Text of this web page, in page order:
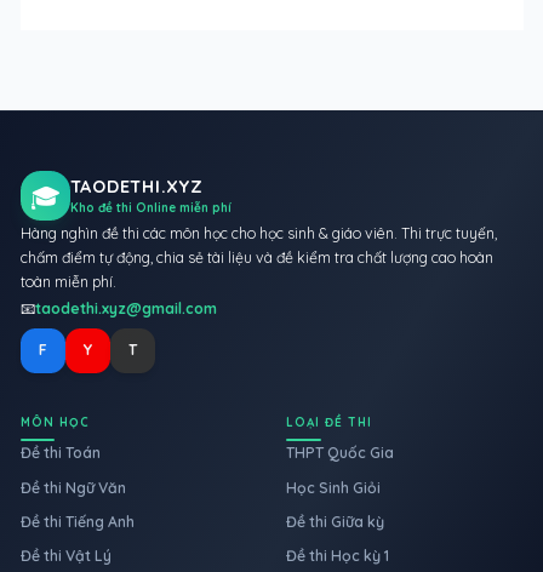
🎓 TAODETHI.XYZ
Kho đề thi Online miễn phí
Hàng nghìn đề thi các môn học cho học sinh & giáo viên. Thi trực tuyến,
chấm điểm tự động, chia sẻ tài liệu và đề kiểm tra chất lượng cao hoàn
toàn miễn phí.
📧taodethi.xyz@gmail.com
F Y T
MÔN HỌC
Đề thi Toán
Đề thi Ngữ Văn
Đề thi Tiếng Anh
Đề thi Vật Lý
LOẠI ĐỀ THI
THPT Quốc Gia
Học Sinh Giỏi
Đề thi Giữa kỳ
Đề thi Học kỳ 1